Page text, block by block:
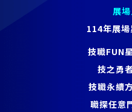
展場
114年展
技職FUN
技之勇
技職永續
職探任意